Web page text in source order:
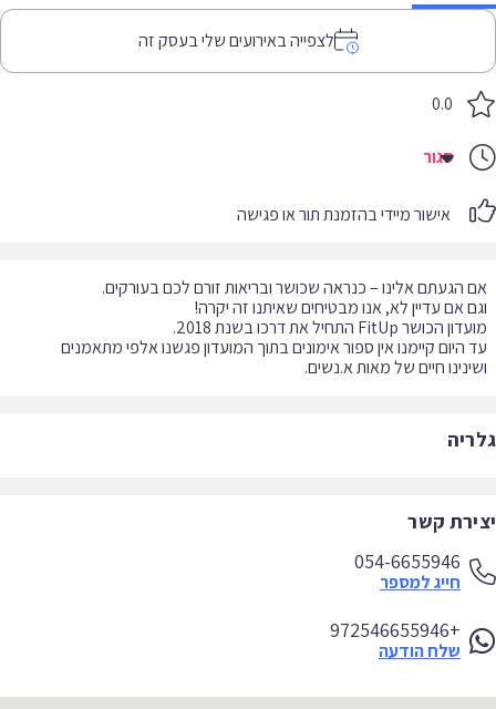
לצפייה באירועים שלי בעסק זה
0.0
סגור
אישור מיידי בהזמנת תור או פגישה
חיים של מאות א.נשים.
קשר
054-6655946
חייג למספר
+972546655946
שלח הודעה